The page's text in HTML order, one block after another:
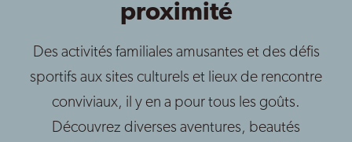
proximité
Des activités familiales amusantes et des défis
sportifs aux sites culturels et lieux de rencontre
conviviaux, il y en a pour tous les goûts.
Découvrez diverses aventures, beautés